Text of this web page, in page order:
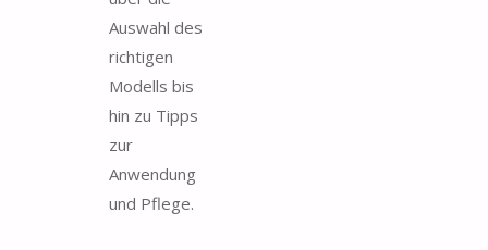
Auswahl des
richtigen
Modells bis
hin zu Tipps
zur
Anwendung
und Pflege.